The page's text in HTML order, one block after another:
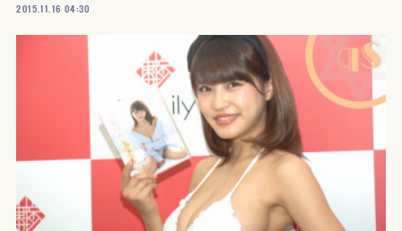
2015.11.16 04:30